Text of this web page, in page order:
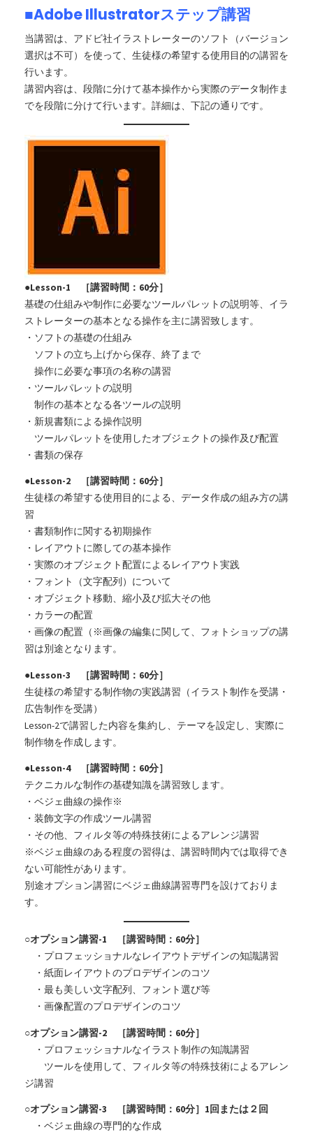
■Adobe Illustratorステップ講習
当講習は、アドビ社イラストレーターのソフト（バージョン
選択は不可）を使って、生徒様の希望する使用目的の講習を
行います。
講習内容は、段階に分けて基本操作から実際のデータ制作ま
でを段階に分けて行います。詳細は、下記の通りです。
●Lesson-1 ［講習時間：60分］
基礎の仕組みや制作に必要なツールパレットの説明等、イラ
ストレーターの基本となる操作を主に講習致します。
・ソフトの基礎の仕組み
ソフトの立ち上げから保存、終了まで
操作に必要な事項の名称の講習
・ツールパレットの説明
制作の基本となる各ツールの説明
・新規書類による操作説明
ツールパレットを使用したオブジェクトの操作及び配置
・書類の保存
●Lesson-2 ［講習時間：60分］
生徒様の希望する使用目的による、データ作成の組み方の講
習
・書類制作に関する初期操作
・レイアウトに際しての基本操作
・実際のオブジェクト配置によるレイアウト実践
・フォント（文字配列）について
・オブジェクト移動、縮小及び拡大その他
・カラーの配置
・画像の配置（※画像の編集に関して、フォトショップの講
習は別途となります。
●Lesson-3 ［講習時間：60分］
生徒様の希望する制作物の実践講習（イラスト制作を受講・
広告制作を受講）
Lesson-2で講習した内容を集約し、テーマを設定し、実際に
制作物を作成します。
●Lesson-4 ［講習時間：60分］
テクニカルな制作の基礎知識を講習致します。
・ベジェ曲線の操作※
・装飾文字の作成ツール講習
・その他、フィルタ等の特殊技術によるアレンジ講習
※ベジェ曲線のある程度の習得は、講習時間内では取得でき
ない可能性があります。
別途オプション講習にベジェ曲線講習専門を設けておりま
す。
○オプション講習-1 ［講習時間：60分］
・プロフェッショナルなレイアウトデザインの知識講習
・紙面レイアウトのプロデザインのコツ
・最も美しい文字配列、フォント選び等
・画像配置のプロデザインのコツ
○オプション講習-2 ［講習時間：60分］
・プロフェッショナルなイラスト制作の知識講習
ツールを使用して、フィルタ等の特殊技術によるアレン
ジ講習
○オプション講習-3 ［講習時間：60分］1回または２回
・ベジェ曲線の専門的な作成